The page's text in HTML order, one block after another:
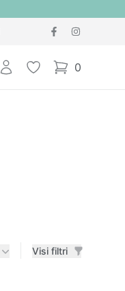
PieteiktiesVēlmju saraksts
0
items in cart,
Visi filtri